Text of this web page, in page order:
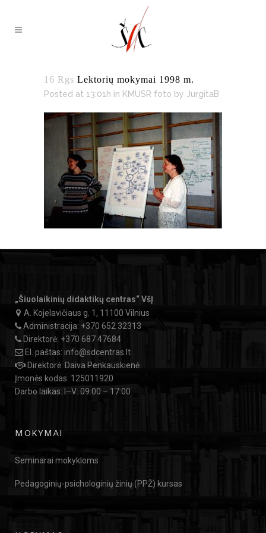
16 Rgs Lektorių mokymai 1998 m.
Posted at 13:01h in KMUSR foto by JurgitaB
„Šiuolaikinių didaktikų centras“ VšĮ
A. Kojelavičiaus g. 1, 11100 Vilnius
Administracija: +370 652 32313
Direktorė: +370 687 47684
El. paštas: info@sdcentras.lt
Direktorė: Daiva Penkauskienė
Įmonės kodas: 125011920
Darbo laikas: I–V: 09:00 – 17:00
MOKYMAI
Seminarai mokykloms
Pedagoginių-psichologinių žinių (PPŽ) kursas